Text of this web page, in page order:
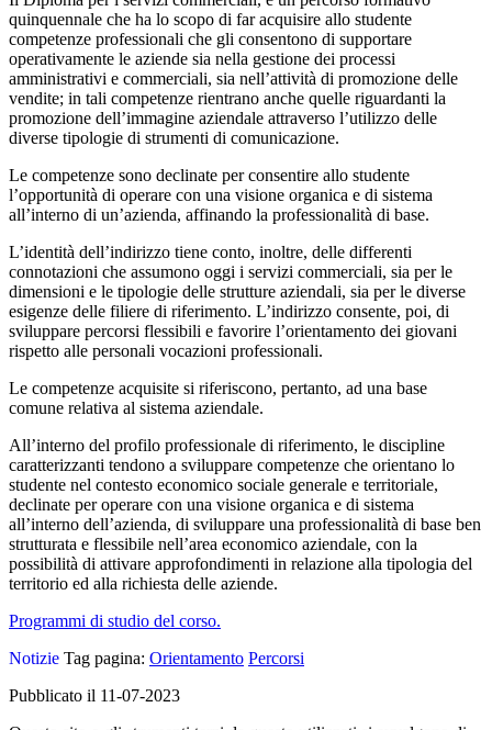
quinquennale che ha lo scopo di far acquisire allo studente
competenze professionali che gli consentono di supportare
operativamente le aziende sia nella gestione dei processi
amministrativi e commerciali, sia nell’attività di promozione delle
vendite; in tali competenze rientrano anche quelle riguardanti la
promozione dell’immagine aziendale attraverso l’utilizzo delle
diverse tipologie di strumenti di comunicazione.
Le competenze sono declinate per consentire allo studente
l’opportunità di operare con una visione organica e di sistema
all’interno di un’azienda, affinando la professionalità di base.
L’identità dell’indirizzo tiene conto, inoltre, delle differenti
connotazioni che assumono oggi i servizi commerciali, sia per le
dimensioni e le tipologie delle strutture aziendali, sia per le diverse
esigenze delle filiere di riferimento. L’indirizzo consente, poi, di
sviluppare percorsi flessibili e favorire l’orientamento dei giovani
rispetto alle personali vocazioni professionali.
Le competenze acquisite si riferiscono, pertanto, ad una base
comune relativa al sistema aziendale.
All’interno del profilo professionale di riferimento, le discipline
caratterizzanti tendono a sviluppare competenze che orientano lo
studente nel contesto economico sociale generale e territoriale,
declinate per operare con una visione organica e di sistema
all’interno dell’azienda, di sviluppare una professionalità di base ben
strutturata e flessibile nell’area economico aziendale, con la
possibilità di attivare approfondimenti in relazione alla tipologia del
territorio ed alla richiesta delle aziende.
Programmi di studio del corso.
Notizie Tag pagina: Orientamento Percorsi
Pubblicato il 11-07-2023